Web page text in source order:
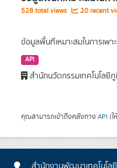
528 total views 20 recent
ข้อมูลพื้นที่เหมาะสมในการเพ
API
สำนักนวัตกรรมเทคโนโลยี
คุณสามารถเข้าถึงคลังทาง API (ใ